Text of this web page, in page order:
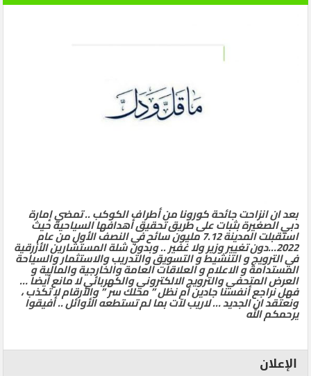
بعد ان انزاحت جائحة كورونا من أطراف الكوكب .. تمضي إمارة
دبي الصغيرة بثبات على طريق تحقيق أهدافها السياحية حيث
استقبلت المدينة 7.12 مليون سائح في النصف الأول من عام
2022…دون تغيير وزير ولا غفير .. وبدون شلة المستشارين الأزرقية
في الترويج و التنشيط و التسويق والتدريب والاستثمار والسياحة
المستدامة و الاعلام و العلاقات العامة والخارجية والمالية و
العرض المتحفي والترويج الالكتروني والكهربائي لا مانع أيضا …
فهل نراجع أنفسنا جادين أم نظل ” محلك سر ” والأرقام لا تكذب ،
ونعتقد ان الجديد … لاريب لآت بما لم تستطعه الأوائل .. أفيقوا
يرحمكم الله
الإعلان